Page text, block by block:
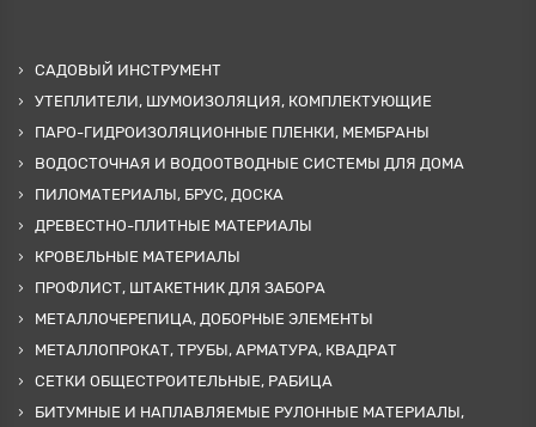
САДОВЫЙ ИНСТРУМЕНТ
УТЕПЛИТЕЛИ, ШУМОИЗОЛЯЦИЯ, КОМПЛЕКТУЮЩИЕ
ПАРО-ГИДРОИЗОЛЯЦИОННЫЕ ПЛЕНКИ, МЕМБРАНЫ
ВОДОСТОЧНАЯ И ВОДООТВОДНЫЕ СИСТЕМЫ ДЛЯ ДОМА
ПИЛОМАТЕРИАЛЫ, БРУС, ДОСКА
ДРЕВЕСТНО-ПЛИТНЫЕ МАТЕРИАЛЫ
КРОВЕЛЬНЫЕ МАТЕРИАЛЫ
ПРОФЛИСТ, ШТАКЕТНИК ДЛЯ ЗАБОРА
МЕТАЛЛОЧЕРЕПИЦА, ДОБОРНЫЕ ЭЛЕМЕНТЫ
МЕТАЛЛОПРОКАТ, ТРУБЫ, АРМАТУРА, КВАДРАТ
СЕТКИ ОБЩЕСТРОИТЕЛЬНЫЕ, РАБИЦА
БИТУМНЫЕ И НАПЛАВЛЯЕМЫЕ РУЛОННЫЕ МАТЕРИАЛЫ,